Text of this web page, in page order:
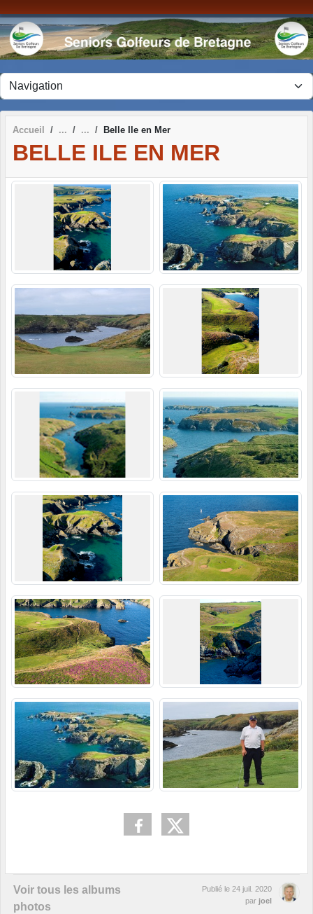
Accueil Belle Ile en Mer
BELLE ILE EN MER
Voir tous les albums
photos
Publié le 24 juil. 2020
par joel